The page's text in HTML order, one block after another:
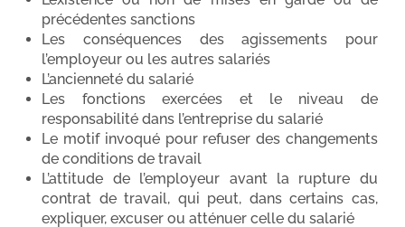
précédentes sanctions
Les conséquences des agissements pour
l’employeur ou les autres salariés
L’ancienneté du salarié
Les fonctions exercées et le niveau de
responsabilité dans l’entreprise du salarié
Le motif invoqué pour refuser des changements
de conditions de travail
L’attitude de l’employeur avant la rupture du
contrat de travail, qui peut, dans certains cas,
expliquer, excuser ou atténuer celle du salarié